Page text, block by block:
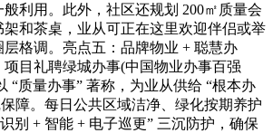
利用。此外，社区还规划 200㎡质量会
和茶桌，业从可正在这里欢迎伴侣或举
格调。亮点五：品牌物业 + 聪慧办
目礼聘绿城办事(中国物业办事百强
“质量办事” 著称，为业从供给 “根本办
障。每日公共区域洁净、绿化按期养护
别 + 智能 + 电子巡更” 三沉防护，确保